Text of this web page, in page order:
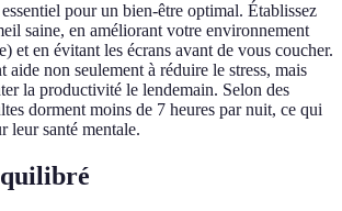
pour un bien-être optimal. Établissez
saine, en améliorant votre environnement
et en évitant les écrans avant de vous coucher.
non seulement à réduire le stress, mais
la productivité le lendemain. Selon des
dorment moins de 7 heures par nuit, ce qui
leur santé mentale.